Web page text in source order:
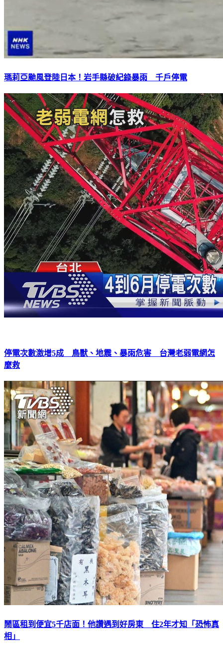
瑪莉亞颱風登陸日本！岩手縣破紀錄暴雨 千戶停電
停電次數激增5成 鳥獸、地震、暴雨危害 台灣老弱電網怎
麼救
鬧區租到便宜5千店面！他讚遇到好房東 住2年才知「恐怖真
相」